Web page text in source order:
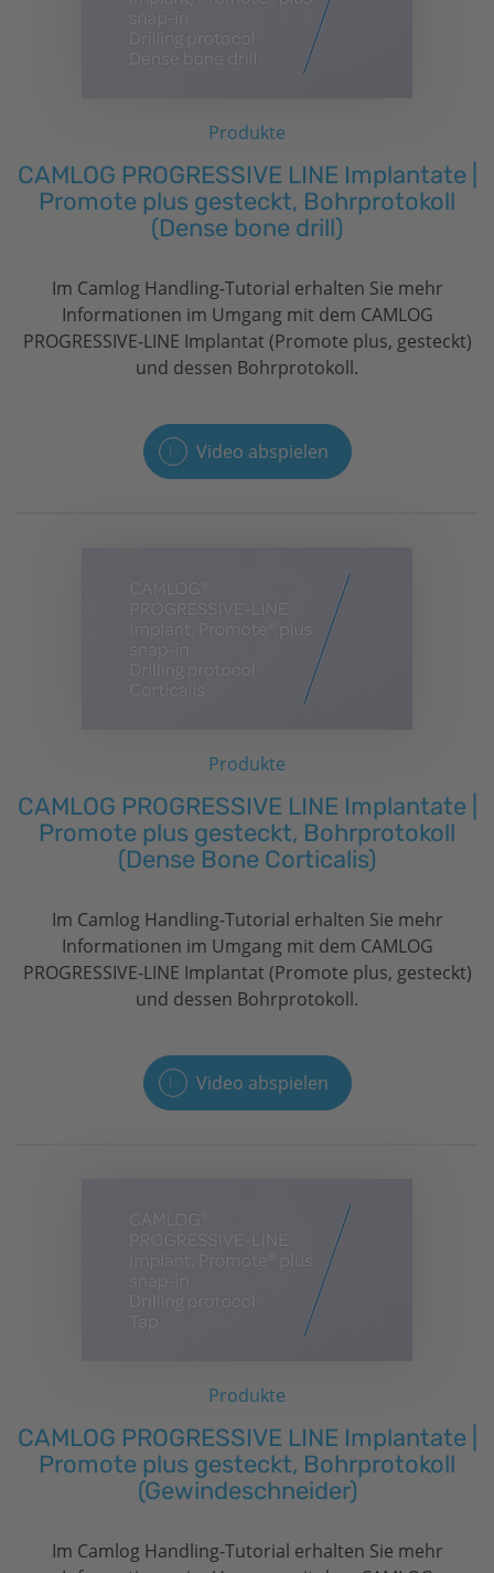
Produkte
CAMLOG PROGRESSIVE LINE Implantate |
Promote plus gesteckt, Bohrprotokoll
(Dense bone drill)
Im Camlog Handling-Tutorial erhalten Sie mehr
Informationen im Umgang mit dem CAMLOG
PROGRESSIVE-LINE Implantat (Promote plus, gesteckt)
und dessen Bohrprotokoll.
Video abspielen
Produkte
CAMLOG PROGRESSIVE LINE Implantate |
Promote plus gesteckt, Bohrprotokoll
(Dense Bone Corticalis)
Im Camlog Handling-Tutorial erhalten Sie mehr
Informationen im Umgang mit dem CAMLOG
PROGRESSIVE-LINE Implantat (Promote plus, gesteckt)
und dessen Bohrprotokoll.
Video abspielen
Produkte
CAMLOG PROGRESSIVE LINE Implantate |
Promote plus gesteckt, Bohrprotokoll
(Gewindeschneider)
Im Camlog Handling-Tutorial erhalten Sie mehr